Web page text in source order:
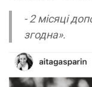
- 2 місяці
згодна».